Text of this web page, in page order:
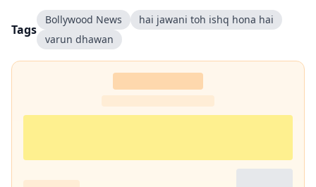
Tags
Bollywood News
hai jawani toh ishq hona hai
varun dhawan